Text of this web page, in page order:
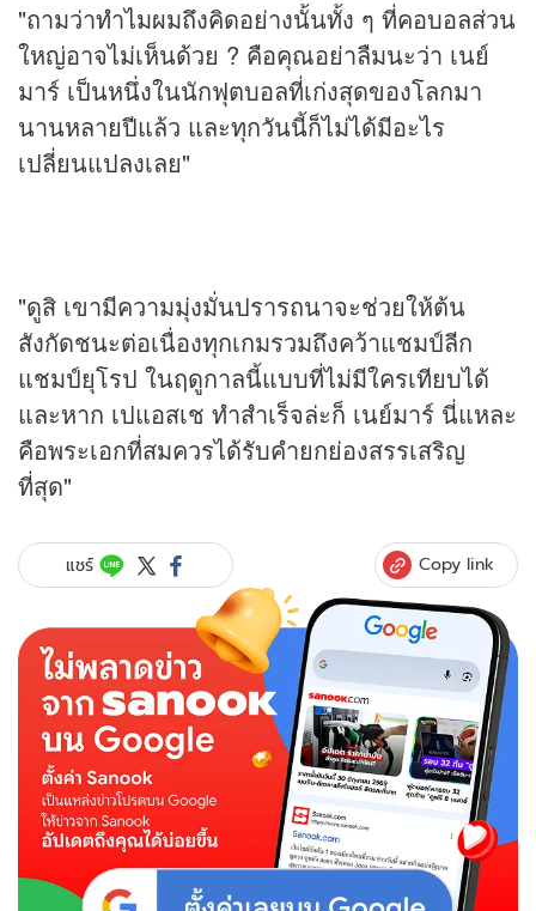
"ถามว่าทำไมผมถึงคิดอย่างนั้นทั้ง ๆ ที่คอบอลส่วน
ใหญ่อาจไม่เห็นด้วย ? คือคุณอย่าลืมนะว่า เนย์
มาร์ เป็นหนึ่งในนักฟุตบอลที่เก่งสุดของโลกมา
นานหลายปีแล้ว และทุกวันนี้ก็ไม่ได้มีอะไร
เปลี่ยนแปลงเลย"
"ดูสิ เขามีความมุ่งมั่นปรารถนาจะช่วยให้ต้น
สังกัดชนะต่อเนื่องทุกเกมรวมถึงคว้าแชมป์ลีก
แชมป์ยุโรป ในฤดูกาลนี้แบบที่ไม่มีใครเทียบได้
และหาก เปแอสเช ทำสำเร็จล่ะก็ เนย์มาร์ นี่แหละ
คือพระเอกที่สมควรได้รับคำยกย่องสรรเสริญ
ที่สุด"
แชร์ Copy link